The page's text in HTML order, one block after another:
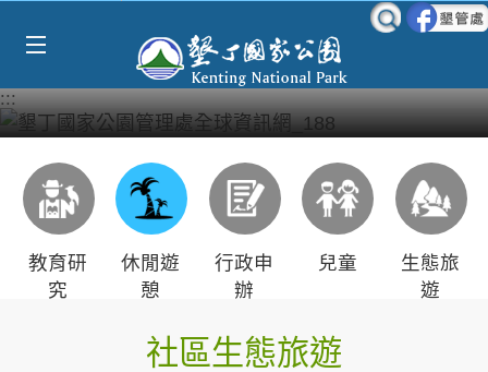
:::
教育研
究
休閒遊
憩
行政申
辦
兒童
生態旅
遊
社區生態旅遊